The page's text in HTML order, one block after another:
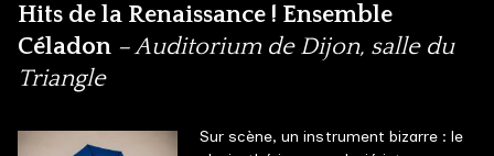
Hits de la Renaissance ! Ensemble
Céladon – Auditorium de Dijon, salle du
Triangle
Sur scène, un instrument bizarre : le